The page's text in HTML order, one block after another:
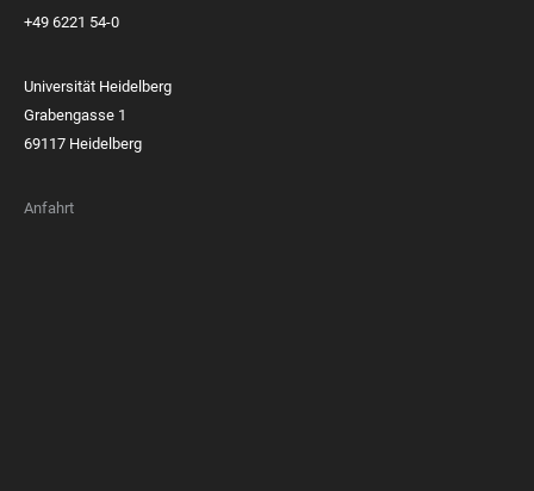
+49 6221 54-0
Universität Heidelberg
Grabengasse 1
69117 Heidelberg
Anfahrt